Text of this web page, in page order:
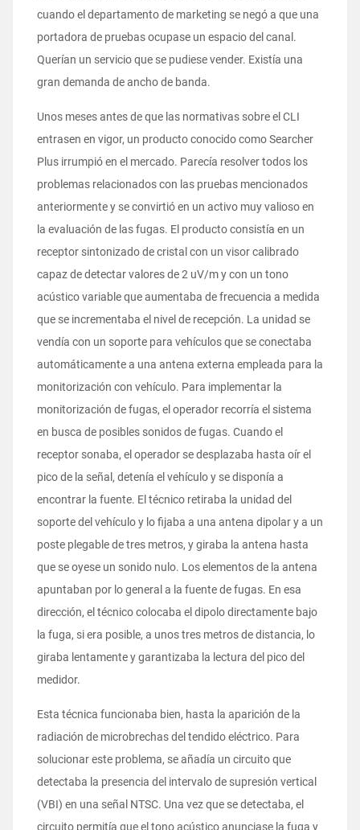
cuando el departamento de marketing se negó a que una
portadora de pruebas ocupase un espacio del canal.
Querían un servicio que se pudiese vender. Existía una
gran demanda de ancho de banda.
Unos meses antes de que las normativas sobre el CLI
entrasen en vigor, un producto conocido como Searcher
Plus irrumpió en el mercado. Parecía resolver todos los
problemas relacionados con las pruebas mencionados
anteriormente y se convirtió en un activo muy valioso en
la evaluación de las fugas. El producto consistía en un
receptor sintonizado de cristal con un visor calibrado
capaz de detectar valores de 2 uV/m y con un tono
acústico variable que aumentaba de frecuencia a medida
que se incrementaba el nivel de recepción. La unidad se
vendía con un soporte para vehículos que se conectaba
automáticamente a una antena externa empleada para la
monitorización con vehículo. Para implementar la
monitorización de fugas, el operador recorría el sistema
en busca de posibles sonidos de fugas. Cuando el
receptor sonaba, el operador se desplazaba hasta oír el
pico de la señal, detenía el vehículo y se disponía a
encontrar la fuente. El técnico retiraba la unidad del
soporte del vehículo y lo fijaba a una antena dipolar y a un
poste plegable de tres metros, y giraba la antena hasta
que se oyese un sonido nulo. Los elementos de la antena
apuntaban por lo general a la fuente de fugas. En esa
dirección, el técnico colocaba el dipolo directamente bajo
la fuga, si era posible, a unos tres metros de distancia, lo
giraba lentamente y garantizaba la lectura del pico del
medidor.
Esta técnica funcionaba bien, hasta la aparición de la
radiación de microbrechas del tendido eléctrico. Para
solucionar este problema, se añadía un circuito que
detectaba la presencia del intervalo de supresión vertical
(VBI) en una señal NTSC. Una vez que se detectaba, el
circuito permitía que el tono acústico anunciase la fuga y